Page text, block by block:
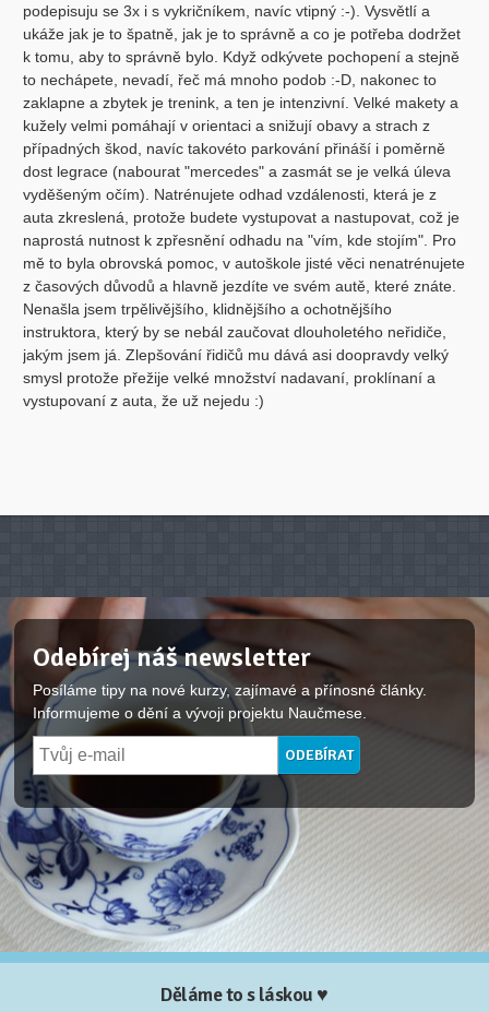
podepisuju se 3x i s vykričníkem, navíc vtipný :-). Vysvětlí a
ukáže jak je to špatně, jak je to správně a co je potřeba dodržet
k tomu, aby to správně bylo. Když odkývete pochopení a stejně
to nechápete, nevadí, řeč má mnoho podob :-D, nakonec to
zaklapne a zbytek je trenink, a ten je intenzivní. Velké makety a
kužely velmi pomáhají v orientaci a snižují obavy a strach z
případných škod, navíc takovéto parkování přináší i poměrně
dost legrace (nabourat "mercedes" a zasmát se je velká úleva
vyděšeným očím). Natrénujete odhad vzdálenosti, která je z
auta zkreslená, protože budete vystupovat a nastupovat, což je
naprostá nutnost k zpřesnění odhadu na "vím, kde stojím". Pro
mě to byla obrovská pomoc, v autoškole jisté věci nenatrénujete
z časových důvodů a hlavně jezdíte ve svém autě, které znáte.
Nenašla jsem trpělivějšího, klidnějšího a ochotnějšího
instruktora, který by se nebál zaučovat dlouholetého neřidiče,
jakým jsem já. Zlepšování řidičů mu dává asi doopravdy velký
smysl protože přežije velké množství nadavaní, proklínaní a
vystupovaní z auta, že už nejedu :)
Odebírej náš newsletter
Posíláme tipy na nové kurzy, zajímavé a přínosné články.
Informujeme o dění a vývoji projektu Naučmese.
Děláme to s láskou ♥